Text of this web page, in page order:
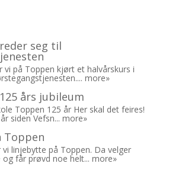
seg til
vi på Toppen kjørt et halvårskurs i
more»
års jubileum
Toppen 125 år Her skal det feires!
siden Vefsn... more»
Toppen
vi linjebytte på Toppen. Da velger
og får prøvd noe helt... more»